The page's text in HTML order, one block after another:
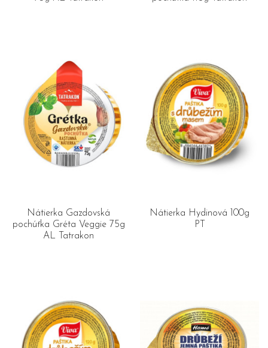
Nátierka Gazdovská
pochúťka Gréta Veggie 75g
AL Tatrakon
Nátierka Hydinová 100g
PT